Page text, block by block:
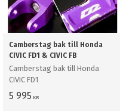
Camberstag bak till Honda
CIVIC FD1 & CIVIC FB
Camberstag bak till Honda
CIVIC FD1
5 995 KR